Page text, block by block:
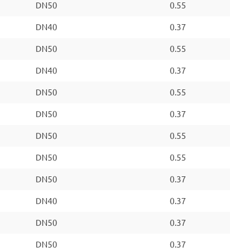
DN50 0.55
DN40 0.37
DN50 0.55
DN40 0.37
DN50 0.55
DN50 0.37
DN50 0.55
DN50 0.55
DN50 0.37
DN40 0.37
DN50 0.37
DN50 0.37